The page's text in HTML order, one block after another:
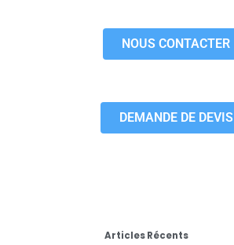
NOUS CONTACTER
DEMANDE DE DEVIS
Articles Récents